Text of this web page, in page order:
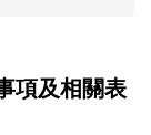
項及相關表